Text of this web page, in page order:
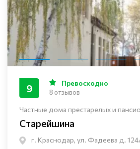
Частные дома престарелых и
Старейшина
г. Краснодар, ул. Фадеева д.
9 Превосходно
8 отзывов